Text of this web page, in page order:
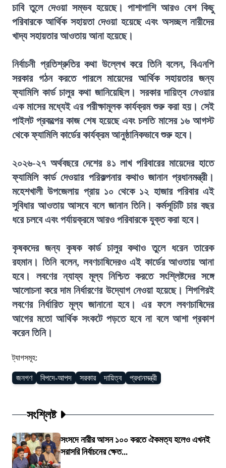
চাবি তুলে দেওয়া সম্ভব হয়েছে। পাশাপাশি আরও বেশ কিছু
পরিবারকে আর্থিক সহায়তা দেওয়া হয়েছে এবং অসচ্ছল নারীদের
খাদ্য সহায়তার আওতায় আনা হয়েছে।
নির্বাচনী প্রতিশ্রুতির কথা উল্লেখ করে তিনি বলেন, বিএনপি
সরকার গঠন করতে পারলে মায়েদের আর্থিক সহায়তার জন্য
ফ্যামিলি কার্ড চালুর কথা জানিয়েছিল। সরকার দায়িত্ব নেওয়ার
এক মাসের মধ্যেই এর পরীক্ষামূলক কার্যক্রম শুরু করা হয়। সেই
পাইলট প্রকল্পের কাজ শেষ হয়েছে এবং চলতি মাসের ১৬ আগস্ট
থেকে ফ্যামিলি কার্ডের কার্যক্রম আনুষ্ঠানিকভাবে শুরু হবে।
২০২৬-২৭ অর্থবছরে দেশের ৪১ লাখ পরিবারের মায়েদের হাতে
ফ্যামিলি কার্ড দেওয়ার পরিকল্পনার কথাও জানান প্রধানমন্ত্রী।
মহেশখালী উপজেলায় প্রায় ১০ থেকে ১২ হাজার পরিবার এই
সুবিধার আওতায় আসবে বলে জানান তিনি। কর্মসূচিটি চার বছর
ধরে চলবে এবং পর্যায়ক্রমে আরও পরিবারকে যুক্ত করা হবে।
কৃষকদের জন্য কৃষক কার্ড চালুর কথাও তুলে ধরেন তারেক
রহমান। তিনি বলেন, লবণচাষিদেরও এই কার্ডের আওতায় আনা
হবে। লবণের ন্যায্য মূল্য নিশ্চিত করতে সংশ্লিষ্টদের সঙ্গে
আলোচনা করে দাম নির্ধারণের উদ্যোগ নেওয়া হয়েছে। শিগগিরই
লবণের নির্ধারিত মূল্য জানানো হবে। এর ফলে লবণচাষিদের
আগের মতো আর্থিক সংকটে পড়তে হবে না বলে আশা প্রকাশ
করেন তিনি।
ট্যাগসমূহ:
জনগণ বিপদে-আপদ সরকার দায়িত্ব প্রধানমন্ত্রী
সংশ্লিষ্ট
সংসদে নারীর আসন ১০০ করতে ঐকমত্য হলেও এখনই
সরাসরি নির্বাচনের ক্ষেত...